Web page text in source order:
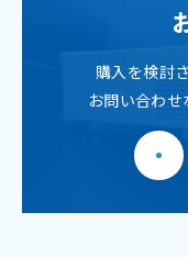
購入を検討
お問い合わ